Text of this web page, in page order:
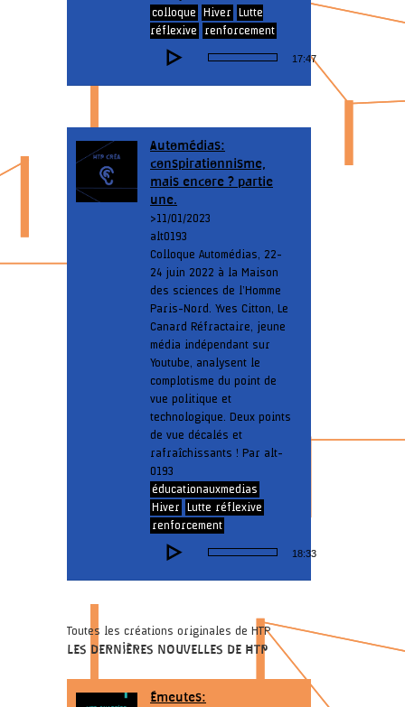
colloque
Hiver
Lutte
réflexive
renforcement
Lecteur
audio
17:47
Automédias:
conspirationnisme,
mais encore ? partie
une.
> 11/01/2023
alt0193
Colloque Automédias, 22-
24 juin 2022 à la Maison
des sciences de l’Homme
Paris-Nord. Yves Citton, Le
Canard Réfractaire, jeune
média indépendant sur
Youtube, analysent le
complotisme du point de
vue politique et
technologique. Deux points
de vue décalés et
rafraîchissants ! Par alt-
0193
éducationauxmedias
Hiver
Lutte réflexive
renforcement
Lecteur
audio
18:33
Toutes les créations originales de HTP
LES DERNIÈRES NOUVELLES DE HTP
Émeutes: